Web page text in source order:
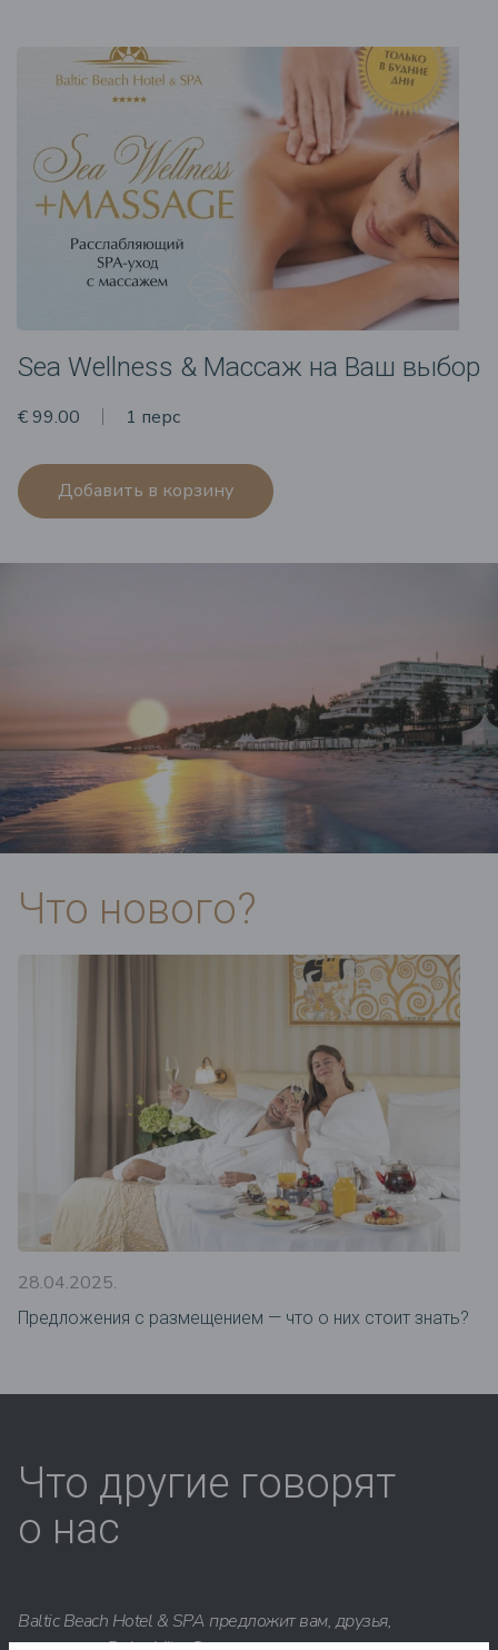
Sea Wellness & Массаж на Ваш выбор
€ 99.00 1 перс
Добавить в корзину
Что нового?
28.04.2025.
Предложения c размещением — что о них стоит знать?
Что другие говорят
о нас
Baltic Beach Hotel & SPA предложит вам, друзья,